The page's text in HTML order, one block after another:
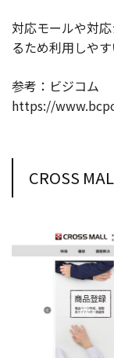
対応モールや対
るため利用しやす
参考：ビジコム
https://
CROSS